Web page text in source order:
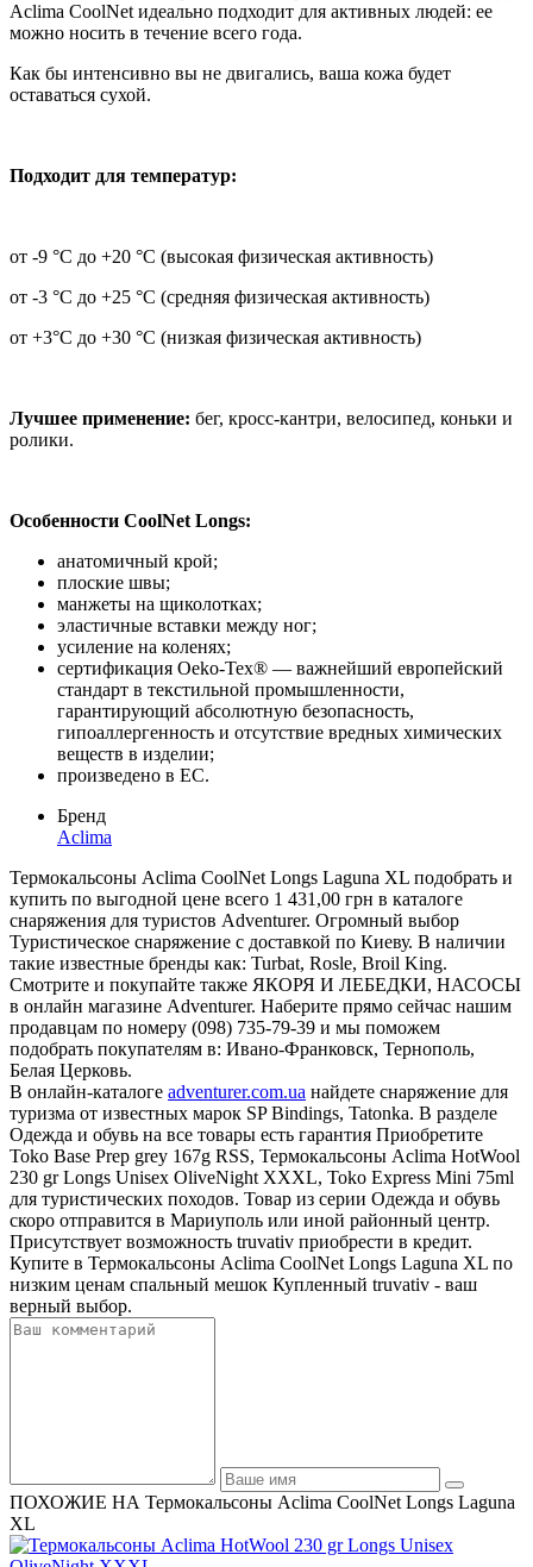
Aclima CoolNet идеально подходит для активных людей: ее
можно носить в течение всего года.
Как бы интенсивно вы не двигались, ваша кожа будет
оставаться сухой.
Подходит для температур:
от -9 °C до +20 °C (высокая физическая активность)
от -3 °C до +25 °C (средняя физическая активность)
от +3°C до +30 °C (низкая физическая активность)
Лучшее применение: бег, кросс-кантри, велосипед, коньки и
ролики.
Особенности CoolNet Longs:
анатомичный крой;
плоские швы;
манжеты на щиколотках;
эластичные вставки между ног;
усиление на коленях;
сертификация Oeko-Tex® — важнейший европейский
стандарт в текстильной промышленности,
гарантирующий абсолютную безопасность,
гипоаллергенность и отсутствие вредных химических
веществ в изделии;
произведено в ЕС.
Бренд
Aclima
Термокальсоны Aclima CoolNet Longs Laguna XL подобрать и
купить по выгодной цене всего 1 431,00 грн в каталоге
снаряжения для туристов Adventurer. Огромный выбор
Туристическое снаряжение с доставкой по Киеву. В наличии
такие известные бренды как: Turbat, Rosle, Broil King.
Смотрите и покупайте также ЯКОРЯ И ЛЕБЕДКИ, НАСОСЫ
в онлайн магазине Adventurer. Наберите прямо сейчас нашим
продавцам по номеру (098) 735-79-39 и мы поможем
подобрать покупателям в: Ивано-Франковск, Тернополь,
Белая Церковь.
В онлайн-каталоге adventurer.com.ua найдете снаряжение для
туризма от известных марок SP Bindings, Tatonka. В разделе
Одежда и обувь на все товары есть гарантия Приобретите
Toko Base Prep grey 167g RSS, Термокальсоны Aclima HotWool
230 gr Longs Unisex OliveNight XXXL, Toko Express Mini 75ml
для туристических походов. Товар из серии Одежда и обувь
скоро отправится в Мариуполь или иной районный центр.
Присутствует возможность truvativ приобрести в кредит.
Купите в Термокальсоны Aclima CoolNet Longs Laguna XL по
низким ценам спальный мешок Купленный truvativ - ваш
верный выбор.
ПОХОЖИЕ НА Термокальсоны Aclima CoolNet Longs Laguna
XL